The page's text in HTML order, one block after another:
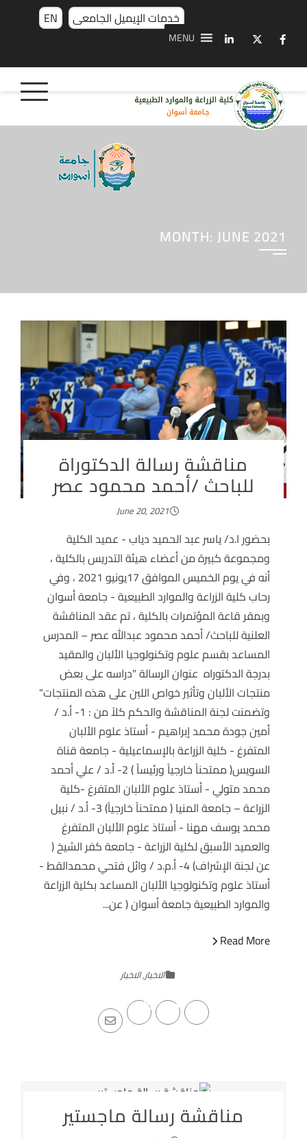
EN خدمات الإيميل الجامعى
MENU
MONTH: JUNE 2021
مناقشة رسالة الدكتوراة
للباحث /أحمد محمود عصر
June 20, 2021
بحضور ا.د/ ياسر عبد الحميد دياب - عميد الكلية
ومجموعة كبيرة من أعضاء هيئة التدريس بالكلية ،
أنه في يوم الخميس الموافق 17يونيو 2021 ، وفي
رحاب كلية الزراعة والموارد الطبيعية - جامعة أسوان
وبمقر قاعة المؤتمرات بالكلية ، تم عقد المناقشة
العلنية للباحث/ أحمد محمود عبدالله عصر – المدرس
المساعد بقسم علوم وتكنولوجيا الألبان والمقيد
بدرجة الدكتوراه عنوان الرسالة "دراسه على بعض
منتجات الألبان وتأثير خواص اللبن على هذه المنتجات"
وتضمنت لجنة المناقشة والحكم كلاً من : 1- أ.د /
أمين جودة محمد إبراهيم - أستاذ علوم الألبان
المتفرغ - كلية الزراعة بالإسماعيلية - جامعة قناة
السويس( ممتحناً خارجياً ورئيساً ) 2- أ.د / علي أحمد
محمد متولي - أستاذ علوم الألبان المتفرغ -كلية
الزراعة – جامعة المنيا ( ممتحناً خارجياً) 3- أ.د / نبيل
محمد يوسف مهنا - أستاذ علوم الألبان المتفرغ
والعميد الأسبق لكلية الزراعة - جامعة كفر الشيخ (
عن لجنة الإشراف) 4- أ.م.د / وائل فتحي محمدالقط -
أستاذ علوم وتكنولوجيا الألبان المساعد بكلية الزراعة
والموارد الطبيعية جامعة أسوان ( عن...
Read More
الاخبار,الاخبار
مناقشة رسالة ماجستير